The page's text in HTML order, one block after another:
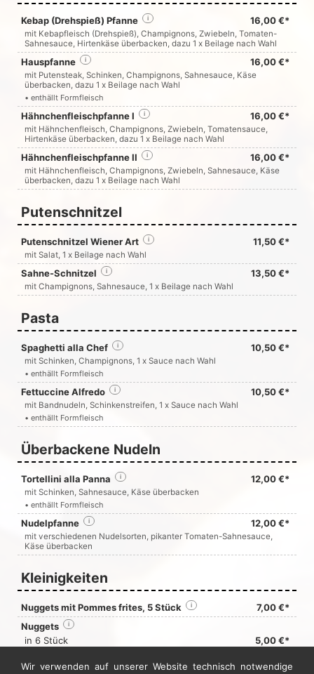
Kebap (Drehspieß) Pfanne 16,00 €*
i
mit Kebapfleisch (Drehspieß), Champignons, Zwiebeln, Tomaten-
Sahnesauce, Hirtenkäse überbacken, dazu 1 x Beilage nach Wahl
Hauspfanne 16,00 €*
i
mit Putensteak, Schinken, Champignons, Sahnesauce, Käse
überbacken, dazu 1 x Beilage nach Wahl
• enthällt Formfleisch
Hähnchenfleischpfanne I 16,00 €*
i
mit Hähnchenfleisch, Champignons, Zwiebeln, Tomatensauce,
Hirtenkäse überbacken, dazu 1 x Beilage nach Wahl
Hähnchenfleischpfanne II 16,00 €*
i
mit Hähnchenfleisch, Champignons, Zwiebeln, Sahnesauce, Käse
überbacken, dazu 1 x Beilage nach Wahl
Putenschnitzel
Putenschnitzel Wiener Art 11,50 €*
i
mit Salat, 1 x Beilage nach Wahl
Sahne-Schnitzel 13,50 €*
i
mit Champignons, Sahnesauce, 1 x Beilage nach Wahl
Pasta
Spaghetti alla Chef 10,50 €*
i
mit Schinken, Champignons, 1 x Sauce nach Wahl
• enthällt Formfleisch
Fettuccine Alfredo 10,50 €*
i
mit Bandnudeln, Schinkenstreifen, 1 x Sauce nach Wahl
• enthällt Formfleisch
Überbackene Nudeln
Tortellini alla Panna 12,00 €*
i
mit Schinken, Sahnesauce, Käse überbacken
• enthällt Formfleisch
Nudelpfanne 12,00 €*
i
mit verschiedenen Nudelsorten, pikanter Tomaten-Sahnesauce,
Käse überbacken
Kleinigkeiten
Nuggets mit Pommes frites, 5 Stück 7,00 €*
i
Nuggets i
in 6 Stück
5,00 €*
in 12 Stück
9,00 €*
Wir verwenden auf unserer Website technisch notwendige